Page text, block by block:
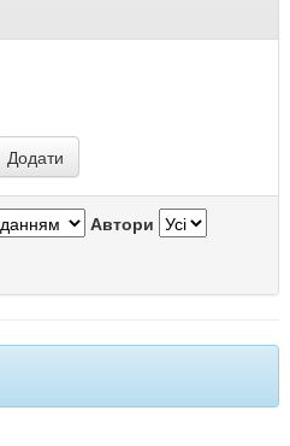
Автори